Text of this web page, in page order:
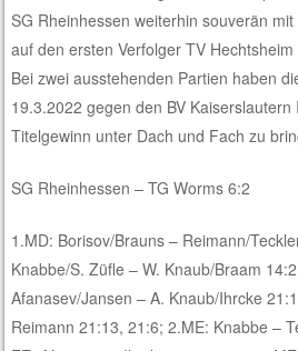
SG Rheinhessen weiterhin souverän
auf den ersten Verfolger TV
Bei zwei ausstehenden Partien haben
19.3.2022 gegen den BV
Titelgewinn unter Dach und Fach zu
SG Rheinhessen – TG Worms 6:2
1.MD: Borisov/Brauns – Reimann/
Knabbe/S. Züfle – W. Knaub/Braam
Afanasev/Jansen – A. Knaub/Ihrcke
Reimann 21:13, 21:6; 2.ME: Knabbe –